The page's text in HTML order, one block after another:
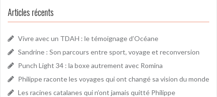
Articles récents
Vivre avec un TDAH : le témoignage d’Océane
Sandrine : Son parcours entre sport, voyage et reconversion
Punch Light 34 : la boxe autrement avec Romina
Philippe raconte les voyages qui ont changé sa vision du monde
Les racines catalanes qui n’ont jamais quitté Philippe